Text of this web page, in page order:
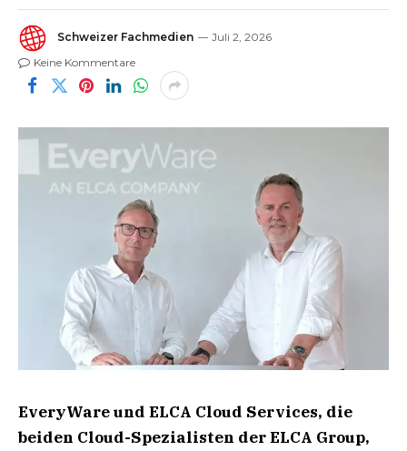
Schweizer Fachmedien
Juli 2, 2026
Keine Kommentare
EveryWare und ELCA Cloud Services, die
beiden Cloud-Spezialisten der ELCA Group,